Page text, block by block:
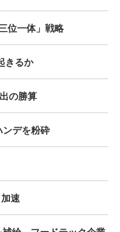
位一体」戦略
きるか
の勝算
ンデを粉砕
速